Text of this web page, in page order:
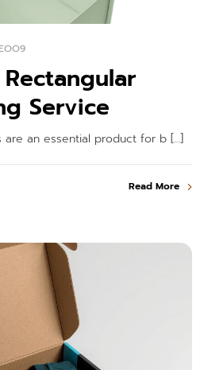
Service
are an essential product for b […]
Read More